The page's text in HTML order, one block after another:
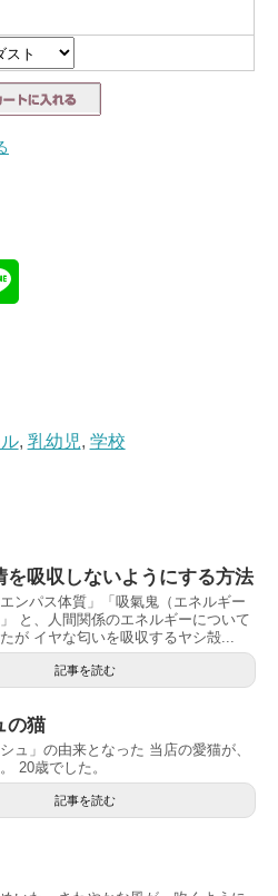
, 乳幼児, 学校
を吸収しないようにする方法
ンパス体質」「吸氣鬼（エネルギー
と、人間関係のエネルギーについて
が イヤな匂いを吸収するヤシ殻...
記事を読む
の猫
ュ」の由来となった 当店の愛猫が、
20歳でした。
記事を読む